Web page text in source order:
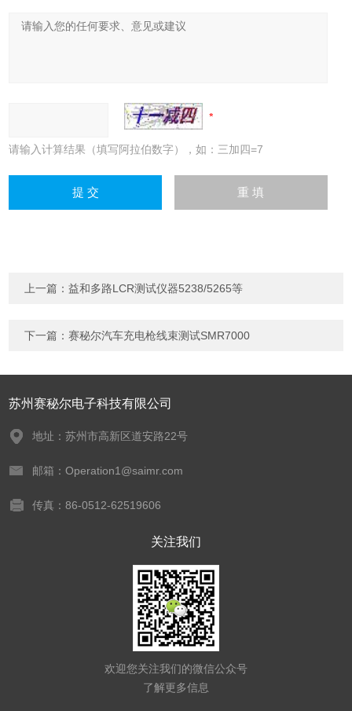
请输入计算结果（填写阿拉伯数字），如：三加四=7
上一篇：益和多路LCR测试仪器5238/5265等
下一篇：赛秘尔汽车充电枪线束测试SMR7000
苏州赛秘尔电子科技有限公司
地址：苏州市高新区道安路22号
邮箱：Operation1@saimr.com
传真：86-0512-62519606
关注我们
欢迎您关注我们的微信公众号
了解更多信息